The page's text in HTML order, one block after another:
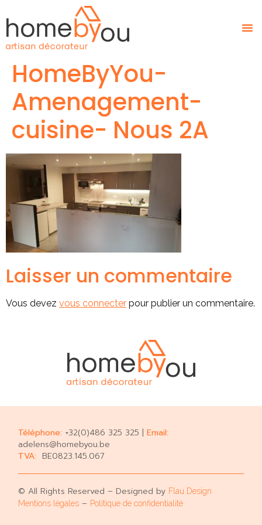
HomeByYou-
Amenagement-
cuisine- Nous 2A
Laisser un commentaire
Vous devez vous connecter pour publier un commentaire.
Téléphone: +32(0)486 325 325 |Email:
adelens@homebyou.be
TVA: BE0823.145.067
© All Rights Reserved – Designed by Flau Design
Mentions légales – Politique de confidentialité